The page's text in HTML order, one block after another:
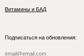
Витамины и БАД
Подписаться на обновления: